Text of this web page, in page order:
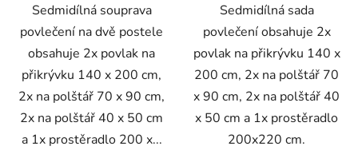
Sedmidílná souprava
povlečení na dvě postele
obsahuje 2x povlak na
přikrývku 140 x 200 cm,
2x na polštář 70 x 90 cm,
2x na polštář 40 x 50 cm
a 1x prostěradlo 200 x...
Sedmidílná sada
povlečení obsahuje 2x
povlak na přikrývku 140 x
200 cm, 2x na polštář 70
x 90 cm, 2x na polštář 40
x 50 cm a 1x prostěradlo
200x220 cm.